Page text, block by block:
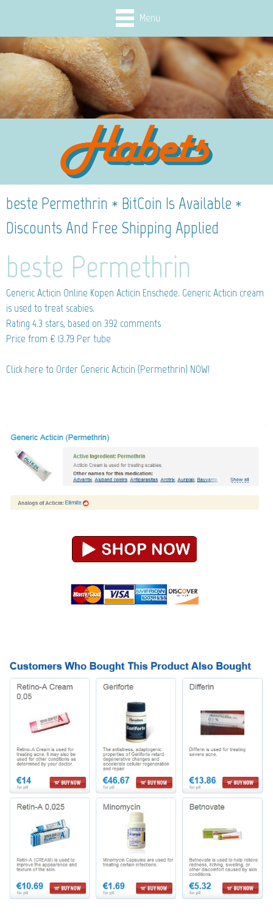
Menu
beste Permethrin * BitCoin Is Available *
Discounts And Free Shipping Applied
beste Permethrin
Generic Acticin Online Kopen Acticin Enschede. Generic Acticin cream
is used to treat scabies.
Rating 4.3 stars, based on 392 comments
Price from € 13.79 Per tube
Click here to Order Generic Acticin (Permethrin) NOW!